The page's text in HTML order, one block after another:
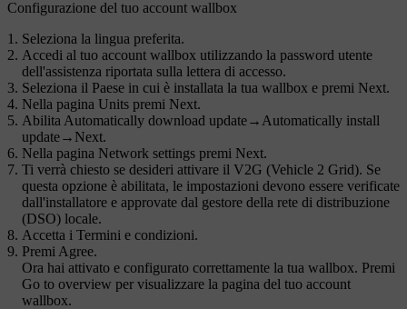
Configurazione del tuo account wallbox
Seleziona la lingua preferita.
Accedi al tuo account wallbox utilizzando la password utente
dell'assistenza riportata sulla lettera di accesso.
Seleziona il Paese in cui è installata la tua wallbox e premi Next.
Nella pagina Units premi Next.
Abilita Automatically download update→ Automatically install
update→ Next.
Nella pagina Network settings premi Next.
Ti verrà chiesto se desideri attivare il V2G (Vehicle 2 Grid). Se
questa opzione è abilitata, le impostazioni devono essere verificate
dall'installatore e approvate dal gestore della rete di distribuzione
(DSO) locale.
Accetta i Termini e condizioni.
Premi Agree.
Ora hai attivato e configurato correttamente la tua wallbox. Premi
Go to overview per visualizzare la pagina del tuo account
wallbox.